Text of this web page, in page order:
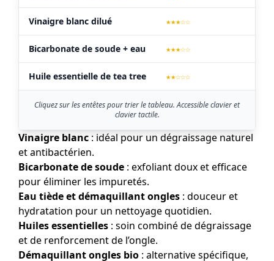
Vinaigre blanc dilué ★★★☆☆
Bicarbonate de soude + eau ★★★☆☆
Huile essentielle de tea tree ★★☆☆☆
Cliquez sur les entêtes pour trier le tableau. Accessible clavier et
clavier tactile.
Vinaigre blanc : idéal pour un dégraissage naturel
et antibactérien.
Bicarbonate de soude : exfoliant doux et efficace
pour éliminer les impuretés.
Eau tiède et démaquillant ongles : douceur et
hydratation pour un nettoyage quotidien.
Huiles essentielles : soin combiné de dégraissage
et de renforcement de l’ongle.
Démaquillant ongles bio : alternative spécifique,